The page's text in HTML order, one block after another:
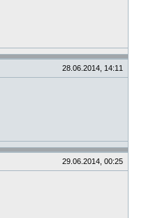
28.06.2014, 14:11
29.06.2014, 00:25